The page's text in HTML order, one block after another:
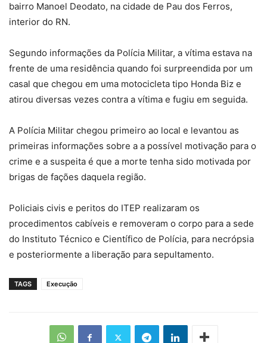
bairro Manoel Deodato, na cidade de Pau dos Ferros,
interior do RN.
Segundo informações da Polícia Militar, a vítima estava na
frente de uma residência quando foi surpreendida por um
casal que chegou em uma motocicleta tipo Honda Biz e
atirou diversas vezes contra a vítima e fugiu em seguida.
A Polícia Militar chegou primeiro ao local e levantou as
primeiras informações sobre a a possível motivação para o
crime e a suspeita é que a morte tenha sido motivada por
brigas de fações daquela região.
Policiais civis e peritos do ITEP realizaram os
procedimentos cabíveis e removeram o corpo para a sede
do Instituto Técnico e Científico de Polícia, para necrópsia
e posteriormente a liberação para sepultamento.
TAGS Execução